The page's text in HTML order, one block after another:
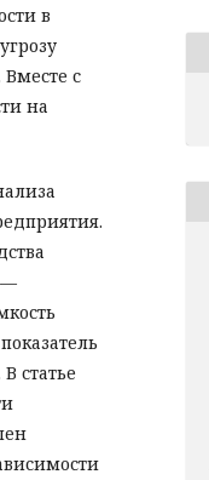
в
Вместе с
на
—
статье